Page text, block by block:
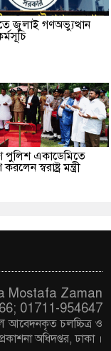
জুলাই গণঅভ্যুত্থান
পুলিশ একাডেমিতে
স্বরাষ্ট্র মন্ত্রী
Mostafa Zaman
01711-954647
আবেদনকৃত চলচ্চিত্র ও
অধিদপ্তর, ঢাকা ।